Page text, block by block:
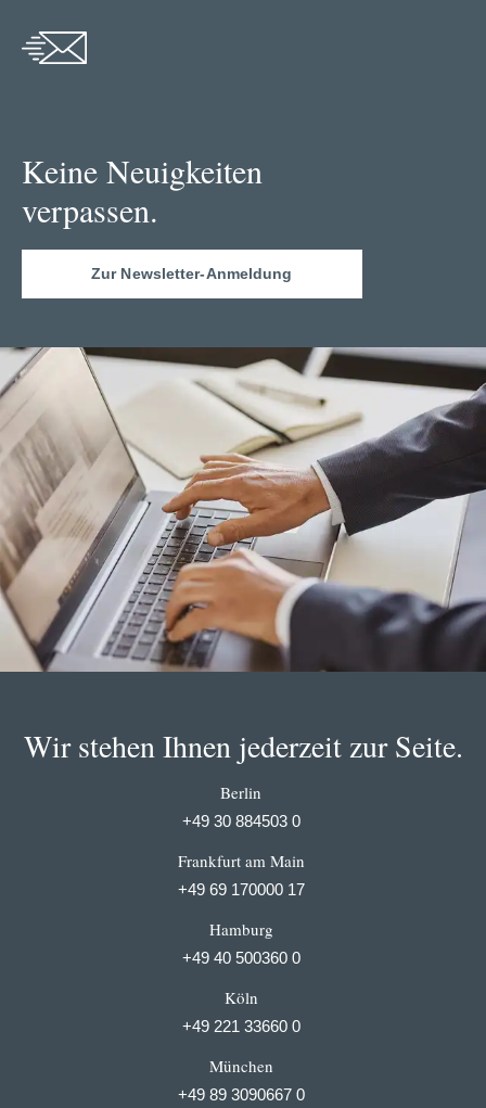
Keine Neuigkeiten
verpassen.
Zur Newsletter-Anmeldung
Wir stehen Ihnen jederzeit zur Seite.
Berlin
+49 30 884503 0
Frankfurt am Main
+49 69 170000 17
Hamburg
+49 40 500360 0
Köln
+49 221 33660 0
München
+49 89 3090667 0